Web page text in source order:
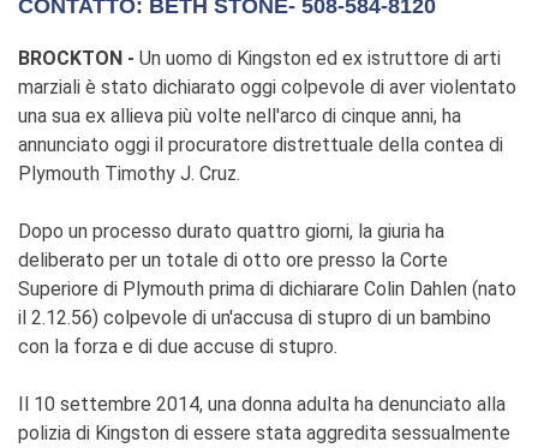
CONTATTO: BETH STONE- 508-584-8120
BROCKTON - Un uomo di Kingston ed ex istruttore di arti
marziali è stato dichiarato oggi colpevole di aver violentato
una sua ex allieva più volte nell'arco di cinque anni, ha
annunciato oggi il procuratore distrettuale della contea di
Plymouth Timothy J. Cruz.
Dopo un processo durato quattro giorni, la giuria ha
deliberato per un totale di otto ore presso la Corte
Superiore di Plymouth prima di dichiarare Colin Dahlen (nato
il 2.12.56) colpevole di un'accusa di stupro di un bambino
con la forza e di due accuse di stupro.
Il 10 settembre 2014, una donna adulta ha denunciato alla
polizia di Kingston di essere stata aggredita sessualmente